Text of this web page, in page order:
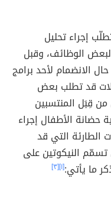
إجراء تحليل
الوظائف، وقبل
الانضمام لأحد برامج
قد تطلب بعض
من قِبَل المنتسبين
الأطفال إجراء
الطارئة التي قد
النيكوتين على
ما يأتي:[١] [٣]